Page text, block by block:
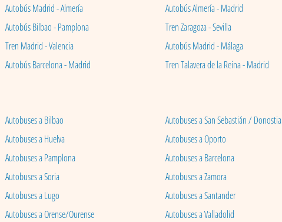
Autobús Madrid - Almería Autobús Almería - Madrid
Autobús Bilbao - Pamplona Tren Zaragoza - Sevilla
Tren Madrid - Valencia Autobús Madrid - Málaga
Autobús Barcelona - Madrid Tren Talavera de la Reina - Madrid
Autobuses a Bilbao Autobuses a San Sebastián / Donostia
Autobuses a Huelva Autobuses a Oporto
Autobuses a Pamplona Autobuses a Barcelona
Autobuses a Soria Autobuses a Zamora
Autobuses a Lugo Autobuses a Santander
Autobuses a Orense/Ourense Autobuses a Valladolid